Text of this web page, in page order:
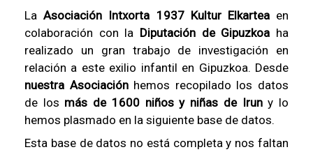
LaAsociación Intxorta 1937 Kultur Elkarteaen
colaboración con la Diputación de Gipuzkoa ha
realizado un gran trabajo de investigación en
relación a este exilio infantil en Gipuzkoa. Desde
nuestra Asociaciónhemos recopilado los datos
de los más de 1600 niños y niñas de Iruny lo
hemos plasmado en la siguiente base de datos.
Esta base de datos no está completa y nos faltan